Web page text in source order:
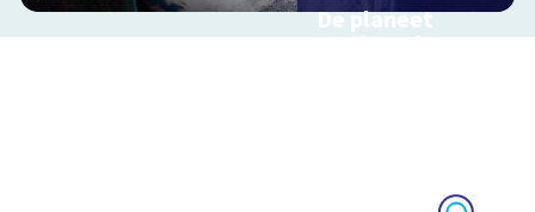
De planeet
aarde en haar